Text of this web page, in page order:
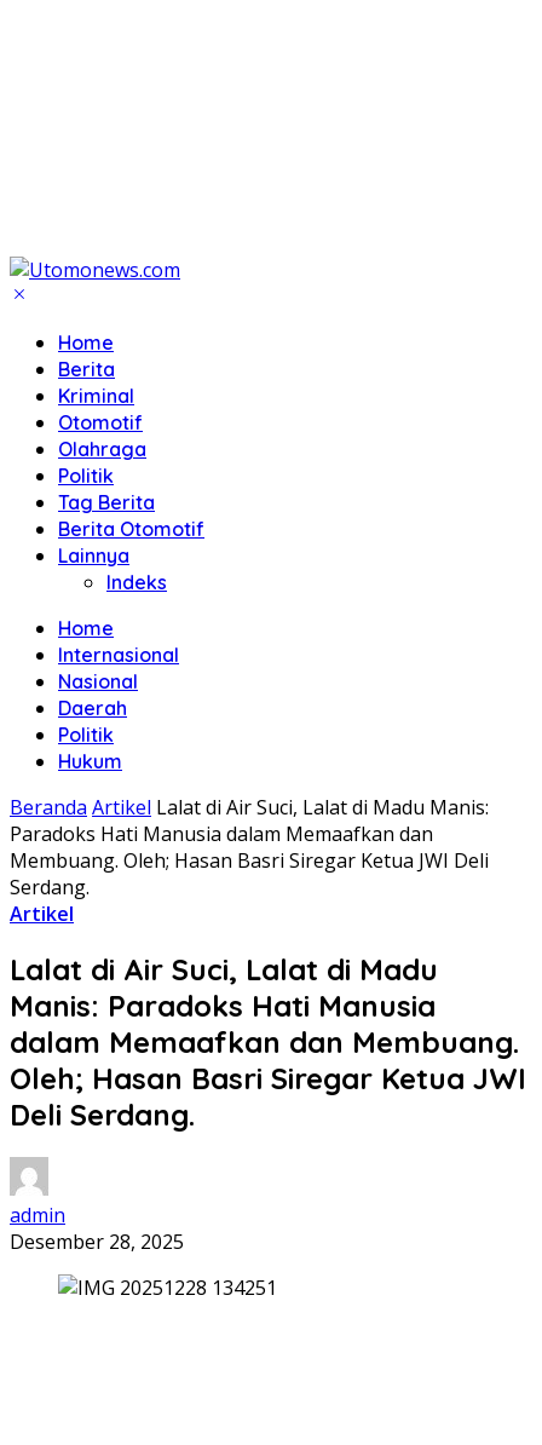
Home
Berita
Kriminal
Otomotif
Olahraga
Politik
Tag Berita
Berita Otomotif
Lainnya
Indeks
Home
Internasional
Nasional
Daerah
Politik
Hukum
Beranda Artikel Lalat di Air Suci, Lalat di Madu Manis:
Paradoks Hati Manusia dalam Memaafkan dan
Membuang. Oleh; Hasan Basri Siregar Ketua JWI Deli
Serdang.
Artikel
Lalat di Air Suci, Lalat di Madu
Manis: Paradoks Hati Manusia
dalam Memaafkan dan Membuang.
Oleh; Hasan Basri Siregar Ketua JWI
Deli Serdang.
admin
Desember 28, 2025